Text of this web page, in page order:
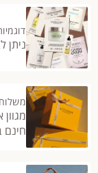
ניתן לבחור 3
משלוח
חינם